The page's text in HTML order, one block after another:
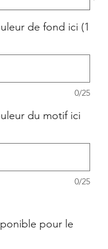
de fond ici (1
0/25
du motif ici
0/25
pour le